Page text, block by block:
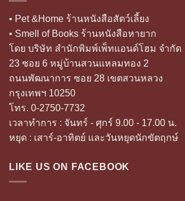
• Pet &Home ร้านหนังสือสัตว์เลี้ยง
• Smell of Books ร้านหนังสือหายาก
โดย บริษัท สำนักพิมพ์เพ็ทแอนด์โฮม จำกัด
23 ซอย 6 หมู่บ้านสวนแหลมทอง 2
ถนนพัฒนาการ ซอย 28 เขตสวนหลวง
กรุงเทพฯ 10250
โทร. 0-2750-7732
เวลาทำการ : จันทร์ - ศุกร์ 9.00 - 17.00 น.
หยุด : เสาร์-อาทิตย์ และวันหยุดนักขัตฤกษ์
LIKE US ON FACEBOOK